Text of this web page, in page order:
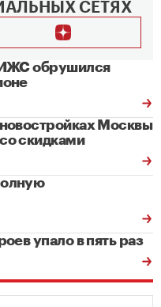
СЕТЯХ
ИЖС обрушился
Москвы
скидками
упало в пять раз